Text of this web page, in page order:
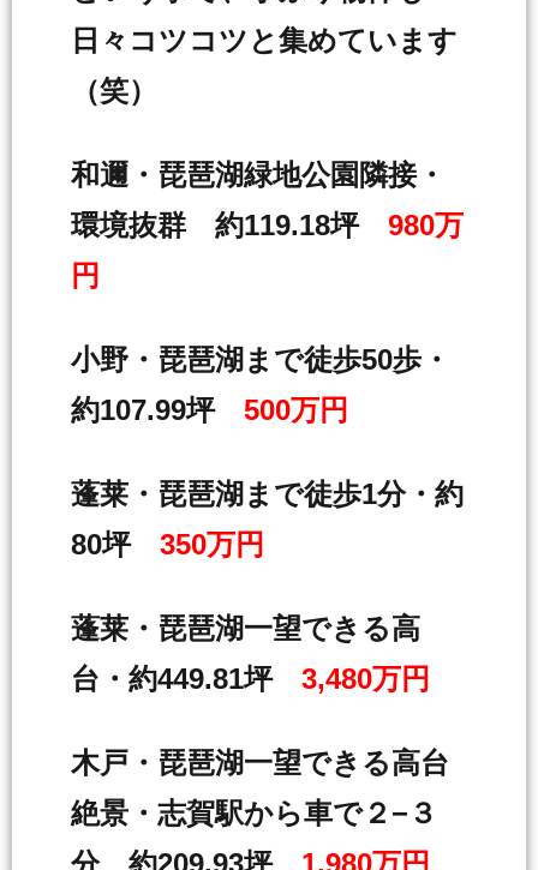
日々コツコツと集めています
（笑）
和邇・琵琶湖緑地公園隣接・
環境抜群 約119.18坪 980万
円
小野・琵琶湖まで徒歩50歩・
約107.99坪 500万円
蓬莱・琵琶湖まで徒歩1分・約
80坪 350万円
蓬莱・琵琶湖一望できる高
台・約449.81坪 3,480万円
木戸・琵琶湖一望できる高台
絶景・志賀駅から車で２−３
分 約209.93坪 1,980万円